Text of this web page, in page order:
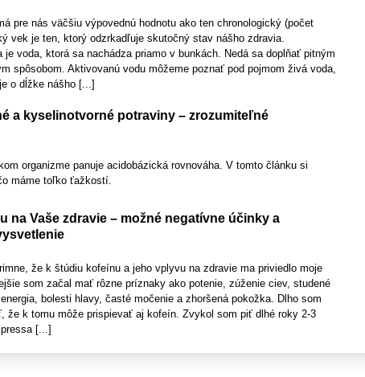
pre nás väčšiu výpovednú hodnotu ako ten chronologický (počet
vek je ten, ktorý odzrkadľuje skutočný stav nášho zdravia.
je voda, ktorá sa nachádza priamo v bunkách. Nedá sa doplňať pitným
spôsobom. Aktivovanú vodu môžeme poznať pod pojmom živá voda,
o dĺžke nášho [...]
a kyselinotvorné potraviny – zrozumiteľné
organizme panuje acidobázická rovnováha. V tomto článku si
máme toľko ťažkostí.
na Vaše zdravie – možné negatívne účinky a
že k štúdiu kofeínu a jeho vplyvu na zdravie ma priviedlo moje
som začal mať rôzne príznaky ako potenie, zúženie ciev, studené
bolesti hlavy, časté močenie a zhoršená pokožka. Dlho som
že k tomu môže prispievať aj kofeín. Zvykol som piť dlhé roky 2-3
[...]